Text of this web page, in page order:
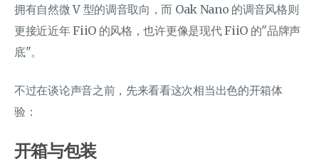
拥有自然微 V 型的调音取向，而 Oak Nano 的调音风格则
更接近近年 FiiO 的风格，也许更像是现代 FiiO 的"品牌声
底"。
不过在谈论声音之前，先来看看这次相当出色的开箱体
验：
开箱与包装